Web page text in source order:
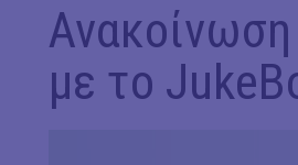
με το